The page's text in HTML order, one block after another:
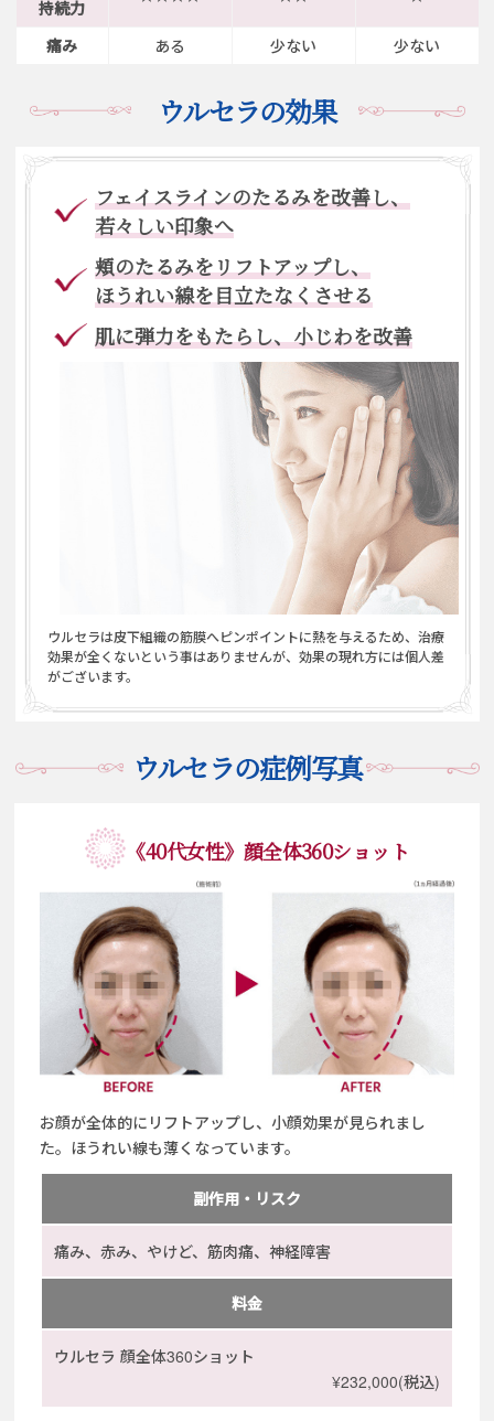
持続力
痛み ある 少ない 少ない
ウルセラの効果
フェイスラインのたるみを改善し、
若々しい印象へ
頬のたるみをリフトアップし、
ほうれい線を目立たなくさせる
肌に弾力をもたらし、小じわを改善
ウルセラは皮下組織の筋膜へピンポイントに熱を与えるため、治療
効果が全くないという事はありませんが、 効果の現れ方には個人差
がございます。
ウルセラの症例写真
《40代女性》顔全体360ショット
お顔が全体的にリフトアップし、小顔効果が見られまし
た。 ほうれい線も薄くなっています。
副作用・リスク
痛み、赤み、やけど、筋肉痛、神経障害
料金
ウルセラ 顔全体360ショット
¥232,000(税込)